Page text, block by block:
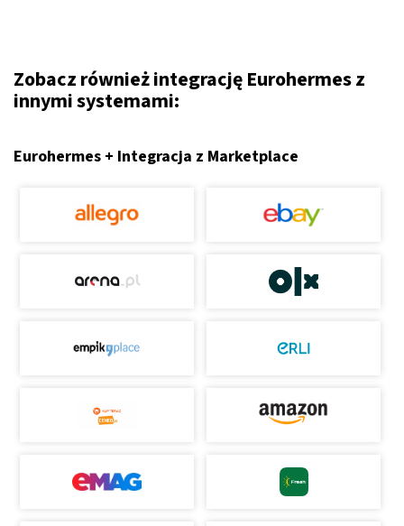
Zobacz również integrację Eurohermes z
innymi systemami:
Eurohermes + Integracja z Marketplace